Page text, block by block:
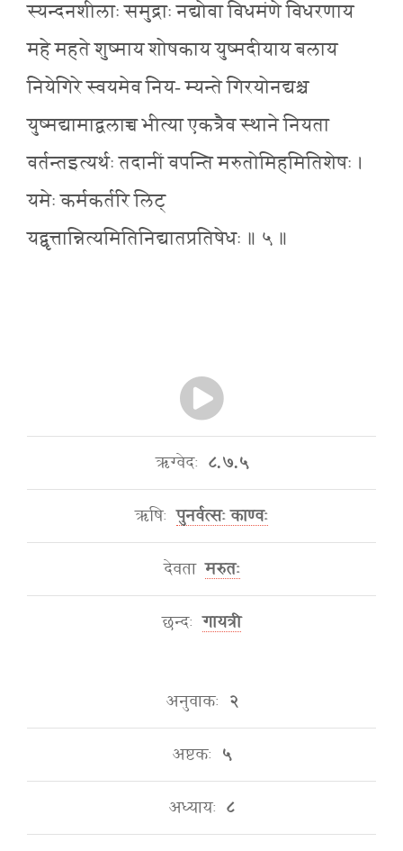
स्यन्दनशीलाः समुद्राः नद्योवा विधमंणे विधरणाय
महे महते शुष्माय शोषकाय युष्मदीयाय बलाय
नियेगिरे स्वयमेव निय- म्यन्ते गिरयोनद्यश्च
युष्मद्यामाद्वलाच्च भीत्या एकत्रैव स्थाने नियता
वर्तन्तइत्यर्थः तदानीं वपन्ति मरुतोमिहमितिशेषः ।
यमेः कर्मकर्तरि लिट्
यद्वृत्तान्नित्यमितिनिद्यातप्रतिषेधः ॥ ५ ॥
ऋग्वेदः ८.७.५
ऋषिः पुनर्वत्सः काण्वः
देवता मरुतः
छन्दः गायत्री
अनुवाकः २
अष्टकः ५
अध्यायः ८